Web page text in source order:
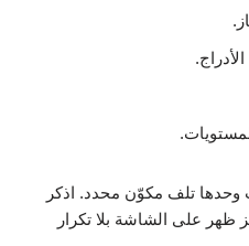
وحدها تلف مكوّن محدد. اذكر
على الشاشة بلا تكرار